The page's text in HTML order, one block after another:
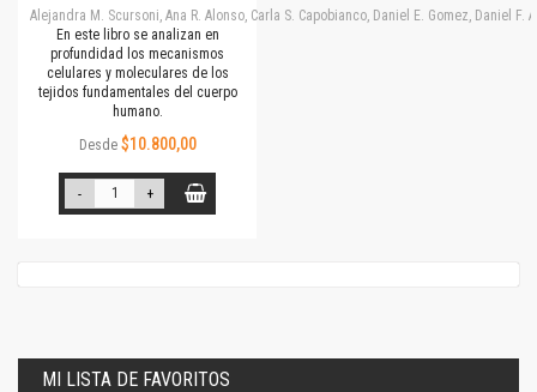
Alejandra M. Scursoni, Ana R. Alonso, Carla S. Capobianco, Daniel E. Gomez, Daniel
En este libro se analizan en
profundidad los mecanismos
celulares y moleculares de los
tejidos fundamentales del cuerpo
humano.
Desde $10.800,00
- +
MI LISTA DE FAVORITOS